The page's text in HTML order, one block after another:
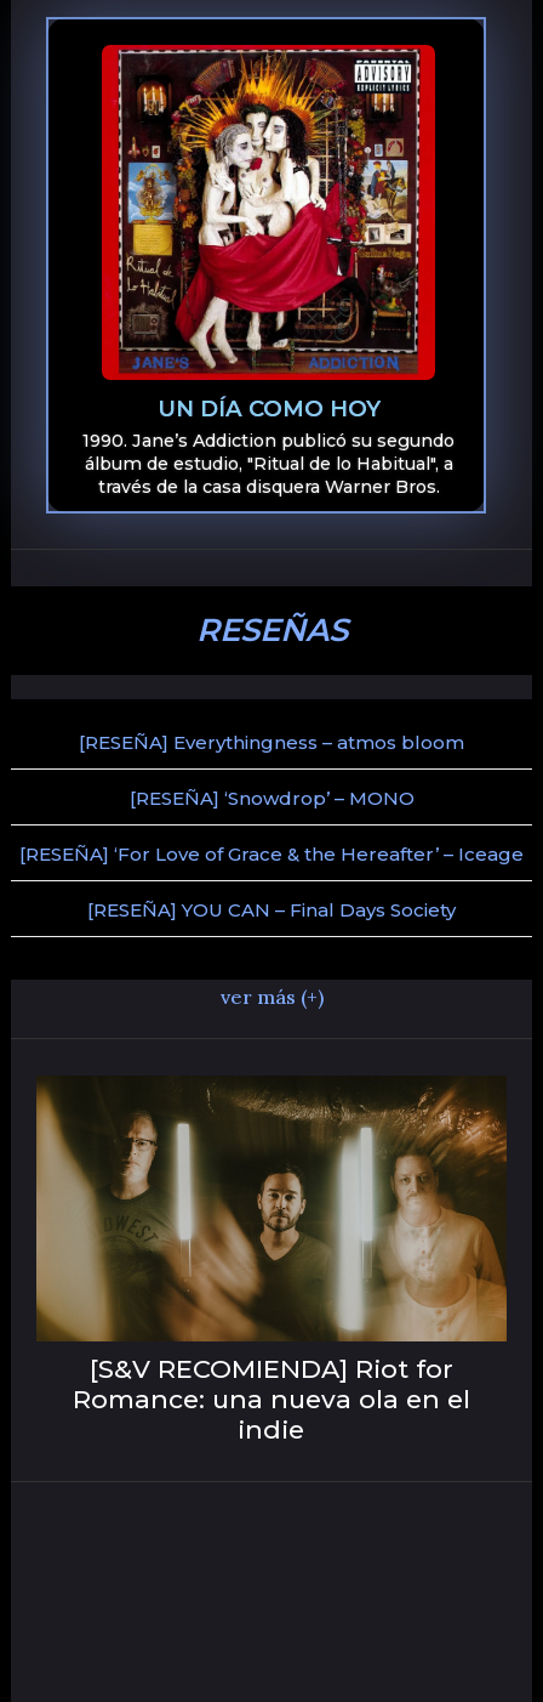
UN DÍA COMO HOY
1990. Jane’s Addiction publicó su segundo
álbum de estudio, "Ritual de lo Habitual", a
través de la casa disquera Warner Bros.
RESEÑAS
[RESEÑA] Everythingness – atmos bloom
[RESEÑA] ‘Snowdrop’ – MONO
[RESEÑA] ‘For Love of Grace & the Hereafter’ – Iceage
[RESEÑA] YOU CAN – Final Days Society
ver más (+)
[S&V RECOMIENDA] Riot for
Romance: una nueva ola en el
indie